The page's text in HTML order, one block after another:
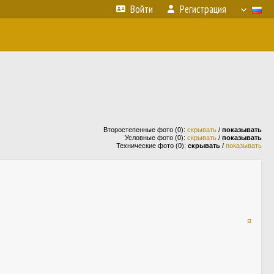
Войти Регистрация
Второстепенные фото (0): скрывать / показывать
Условные фото (0): скрывать / показывать
Технические фото (0): скрывать / показывать
¤